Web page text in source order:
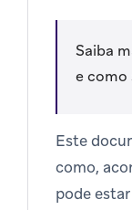
Saiba
e como
Este
como,
pode